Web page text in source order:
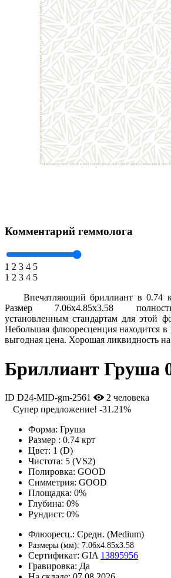
Комментарий геммолога
1 2 3 4 5
1 2 3 4 5
Впечатляющий бриллиант в 0.74
Размер 7.06x4.85x3.58
установленным стандартам для этой
Небольшая флюоресценция находится
выгодная цена. Хорошая ликвидность
Бриллиант Груша
ID D24-MID-gm-2561
2 человека
Супер предложение! -31.21%
Форма: Груша
Размер : 0.74 крт
Цвет: 1 (D)
Чистота: 5 (VS2)
Полировка: GOOD
Симметрия: GOOD
Площадка: 0%
Глубина: 0%
Рундист: 0%
Флюоресц.: Средн. (Medium)
Размеры (мм): 7.06x4.85x3.58
Сертификат: GIA 13895956
Гравировка: Да